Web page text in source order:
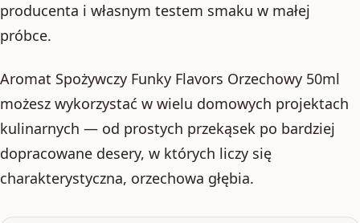
producenta i własnym testem smaku w małej
próbce.
Aromat Spożywczy Funky Flavors Orzechowy 50ml
możesz wykorzystać w wielu domowych projektach
kulinarnych — od prostych przekąsek po bardziej
dopracowane desery, w których liczy się
charakterystyczna, orzechowa głębia.